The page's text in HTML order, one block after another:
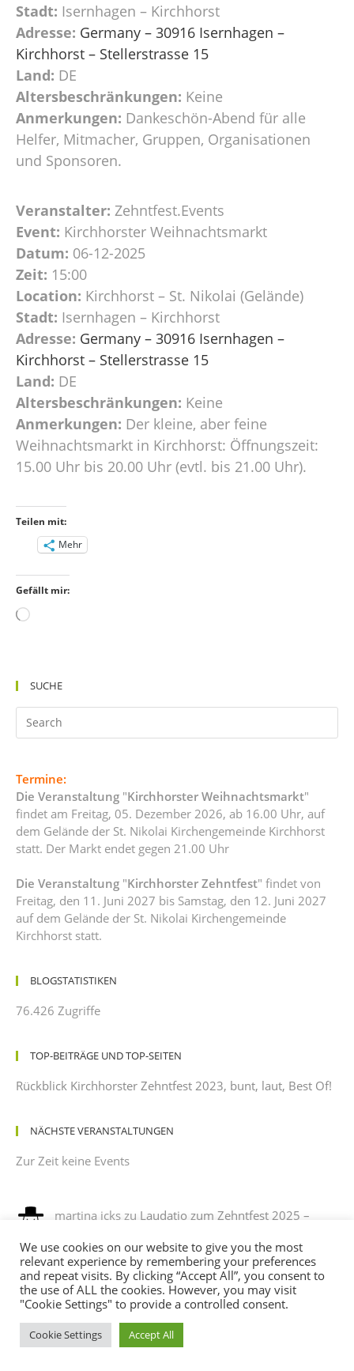
Stadt: Isernhagen – Kirchhorst
Adresse: Germany – 30916 Isernhagen –
Kirchhorst – Stellerstrasse 15
Land: DE
Altersbeschränkungen: Keine
Anmerkungen: Dankeschön-Abend für alle
Helfer, Mitmacher, Gruppen, Organisationen
und Sponsoren.
Veranstalter: Zehntfest.Events
Event: Kirchhorster Weihnachtsmarkt
Datum: 06-12-2025
Zeit: 15:00
Location: Kirchhorst – St. Nikolai (Gelände)
Stadt: Isernhagen – Kirchhorst
Adresse: Germany – 30916 Isernhagen –
Kirchhorst – Stellerstrasse 15
Land: DE
Altersbeschränkungen: Keine
Anmerkungen: Der kleine, aber feine
Weihnachtsmarkt in Kirchhorst: Öffnungszeit:
15.00 Uhr bis 20.00 Uhr (evtl. bis 21.00 Uhr).
Teilen mit:
Mehr
Gefällt mir:
Wird
SUCHE
Termine:
Die Veranstaltung "Kirchhorster Weihnachtsmarkt"
findet am Freitag, 05. Dezember 2026, ab 16.00 Uhr, auf
dem Gelände der St. Nikolai Kirchengemeinde Kirchhorst
statt. Der Markt endet gegen 21.00 Uhr
Die Veranstaltung "Kirchhorster Zehntfest" findet von
Freitag, den 11. Juni 2027 bis Samstag, den 12. Juni 2027
auf dem Gelände der St. Nikolai Kirchengemeinde
Kirchhorst statt.
BLOGSTATISTIKEN
76.426 Zugriffe
TOP-BEITRÄGE UND TOP-SEITEN
Rückblick Kirchhorster Zehntfest 2023, bunt, laut, Best Of!
NÄCHSTE VERANSTALTUNGEN
Zur Zeit keine Events
martina ickszu Laudatio zum Zehntfest 2025 –
leichtem Sonnenbrand
12/08/2025
es war ein phantastisches fest , es hat sehr viel spaß
gemacht, mit verkleidung noch mehr spaß. ich habe sehr…
Andreaszu Programm des Kirchhorster Zehntfestes
We use cookies on our website to give you the most
relevant experience by remembering your preferences
and repeat visits. By clicking “Accept All”, you consent to
the use of ALL the cookies. However, you may visit
"Cookie Settings" to provide a controlled consent.
Cookie Settings Accept All